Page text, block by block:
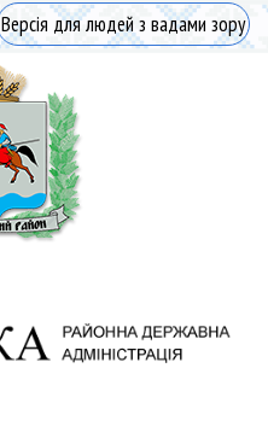
Версія для людей з вадами зору